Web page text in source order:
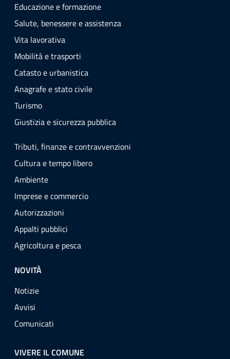
Educazione e formazione
Salute, benessere e assistenza
Vita lavorativa
Mobilità e trasporti
Catasto e urbanistica
Anagrafe e stato civile
Turismo
Giustizia e sicurezza pubblica
Tributi, finanze e contravvenzioni
Cultura e tempo libero
Ambiente
Imprese e commercio
Autorizzazioni
Appalti pubblici
Agricoltura e pesca
NOVITÀ
Notizie
Avvisi
Comunicati
VIVERE IL COMUNE